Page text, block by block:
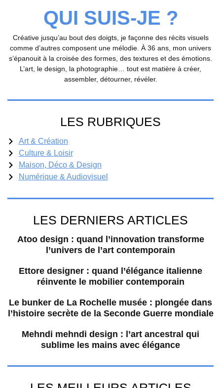
QUI SUIS-JE ?
Créative jusqu’au bout des doigts, je façonne des récits visuels
comme d’autres composent une mélodie. À 36 ans, mon univers
s’épanouit à la croisée des formes, des textures et des émotions.
L’art, le design, la photographie… tout est matière à créer,
assembler, détourner, révéler.
LES RUBRIQUES
Art & Création
Culture & Loisir
Maison, Déco & Design
Numérique & Audiovisuel
LES DERNIERS ARTICLES
Atoo design : quand l’innovation transforme
l’univers de l’art contemporain
Ettore designer : quand l’élégance italienne
réinvente le mobilier contemporain
Le bunker de La Rochelle musée : plongée dans
l’histoire secrète de la Seconde Guerre mondiale
Mehndi mehndi design : l’art ancestral qui
sublime les mains avec élégance